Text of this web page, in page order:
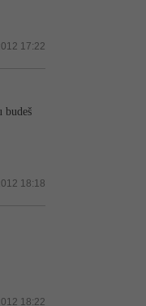
17:22
budeš
18:18
18:22